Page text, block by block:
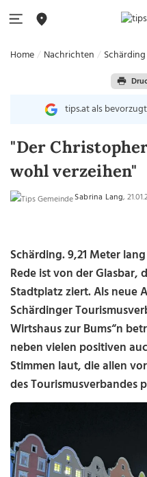
Home Nachrichten Schärding
tips.at als
"Der
wohl verzeihen"
Sabrina Lang,
Schärding. 9,21 Meter
Rede ist von der Glasbar,
Stadtplatz ziert. Als neue
Schärdinger
Wirtshaus zur Bums“n
neben vielen positiven
Stimmen laut, die allen
des Tourismusverbandes